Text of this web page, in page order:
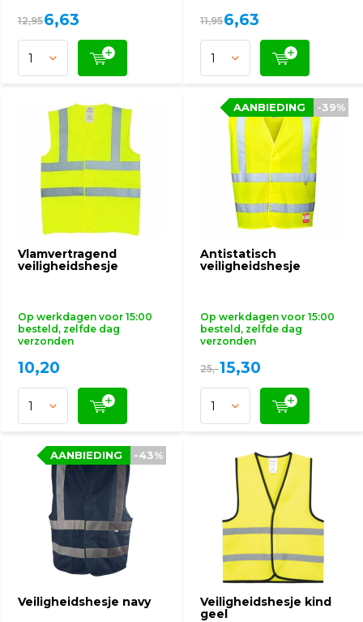
12,956,63 11,956,63
Vlamvertragend
veiligheidshesje
Op werkdagen voor 15:00
besteld, zelfde dag
verzonden
10,20
Antistatisch
veiligheidshesje
Op werkdagen voor 15:00
besteld, zelfde dag
verzonden
-39%
AANBIEDING
25,-15,30
-39%
AANBIEDING
Veiligheidshesje navy
-43%
AANBIEDING -43%
AANBIEDING
Veiligheidshesje kind
geel